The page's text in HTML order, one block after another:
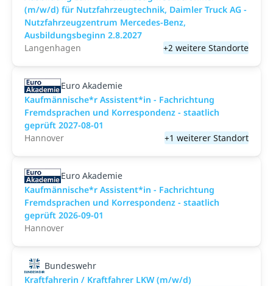
(m/w/d) für Nutzfahrzeugtechnik, Daimler Truck AG -
Nutzfahrzeugzentrum Mercedes-Benz,
Ausbildungsbeginn 2.8.2027
Langenhagen
+2 weitere Standorte
Euro Akademie
Kaufmännische*r Assistent*in - Fachrichtung
Fremdsprachen und Korrespondenz - staatlich
geprüft 2027-08-01
Hannover
+1 weiterer Standort
Euro Akademie
Kaufmännische*r Assistent*in - Fachrichtung
Fremdsprachen und Korrespondenz - staatlich
geprüft 2026-09-01
Hannover
Bundeswehr
Kraftfahrerin / Kraftfahrer LKW (m/w/d)